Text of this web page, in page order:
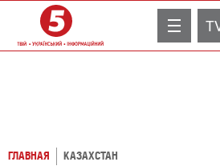
ГЛАВНАЯ КАЗАХСТАН